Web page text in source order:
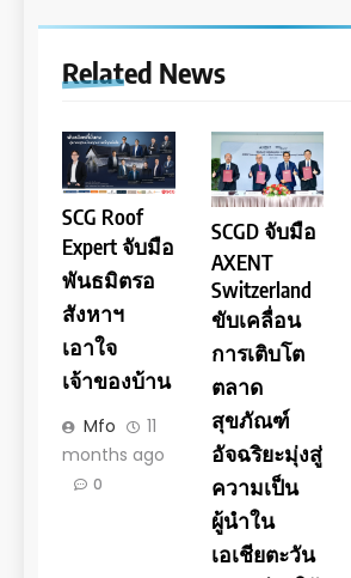
Related News
SCG Roof
Expert จับมือ
พันธมิตรอ
สังหาฯ
เอาใจ
เจ้าของบ้าน
Mfo
11
months ago
0
SCGD จับมือ
AXENT
Switzerland
ขับเคลื่อน
การเติบโต
ตลาด
สุขภัณฑ์
อัจฉริยะมุ่งสู่
ความเป็น
ผู้นำใน
เอเชียตะวัน